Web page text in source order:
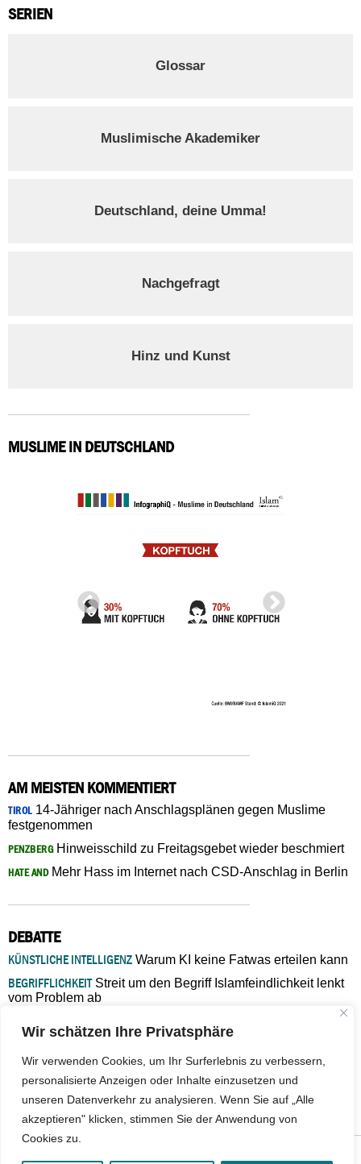
Wir schätzen Ihre Privatsphäre
Wir verwenden Cookies, um Ihr Surferlebnis zu verbessern,
personalisierte Anzeigen oder Inhalte einzusetzen und
unseren Datenverkehr zu analysieren. Wenn Sie auf „Alle
akzeptieren" klicken, stimmen Sie der Anwendung von
Cookies zu.
SERIEN
Glossar
Muslimische Akademiker
Deutschland, deine Umma!
Nachgefragt
Hinz und Kunst
MUSLIME IN DEUTSCHLAND
AM MEISTEN KOMMENTIERT
TIROL14-Jähriger nach Anschlagsplänen gegen Muslime
festgenommen
PENZBERGHinweisschild zu Freitagsgebet wieder beschmiert
HATE ANDMehr Hass im Internet nach CSD-Anschlag in Berlin
DEBATTE
KÜNSTLICHE INTELLIGENZ Warum KI keine Fatwas erteilen kann
BEGRIFFLICHKEITStreit um den Begriff Islamfeindlichkeit lenkt
vom Problem ab
Verantwortung bleibt“
ISLAMISCHE FAKULTÄT IN MÜNSTEREine kritische Schwelle für
die deutsche Religionspolitik
GASTBEITRAGWarum die muslimische Welt eine neue